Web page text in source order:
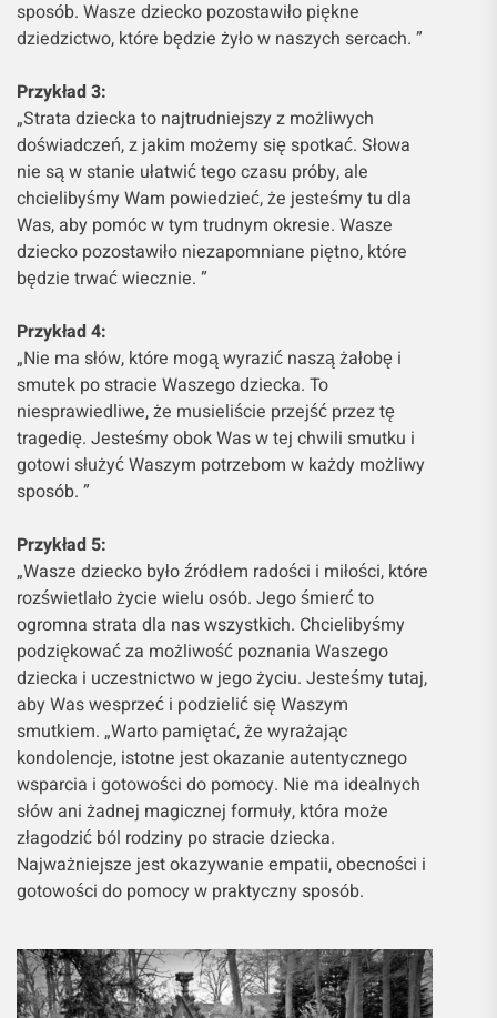
sposób. Wasze dziecko pozostawiło piękne
dziedzictwo, które będzie żyło w naszych sercach. ”
Przykład 3:
„Strata dziecka to najtrudniejszy z możliwych
doświadczeń, z jakim możemy się spotkać. Słowa
nie są w stanie ułatwić tego czasu próby, ale
chcielibyśmy Wam powiedzieć, że jesteśmy tu dla
Was, aby pomóc w tym trudnym okresie. Wasze
dziecko pozostawiło niezapomniane piętno, które
będzie trwać wiecznie. ”
Przykład 4:
„Nie ma słów, które mogą wyrazić naszą żałobę i
smutek po stracie Waszego dziecka. To
niesprawiedliwe, że musieliście przejść przez tę
tragedię. Jesteśmy obok Was w tej chwili smutku i
gotowi służyć Waszym potrzebom w każdy możliwy
sposób. ”
Przykład 5:
„Wasze dziecko było źródłem radości i miłości, które
rozświetlało życie wielu osób. Jego śmierć to
ogromna strata dla nas wszystkich. Chcielibyśmy
podziękować za możliwość poznania Waszego
dziecka i uczestnictwo w jego życiu. Jesteśmy tutaj,
aby Was wesprzeć i podzielić się Waszym
smutkiem. „Warto pamiętać, że wyrażając
kondolencje, istotne jest okazanie autentycznego
wsparcia i gotowości do pomocy. Nie ma idealnych
słów ani żadnej magicznej formuły, która może
złagodzić ból rodziny po stracie dziecka.
Najważniejsze jest okazywanie empatii, obecności i
gotowości do pomocy w praktyczny sposób.